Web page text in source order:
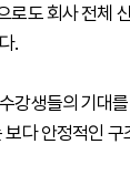
로도 회사 전체
.
강생들의 기대
다 안정적인